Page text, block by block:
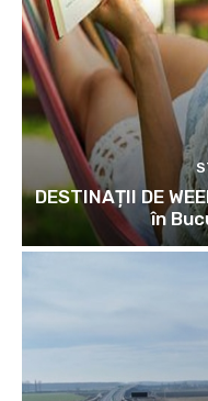
DESTINAȚII DE
în